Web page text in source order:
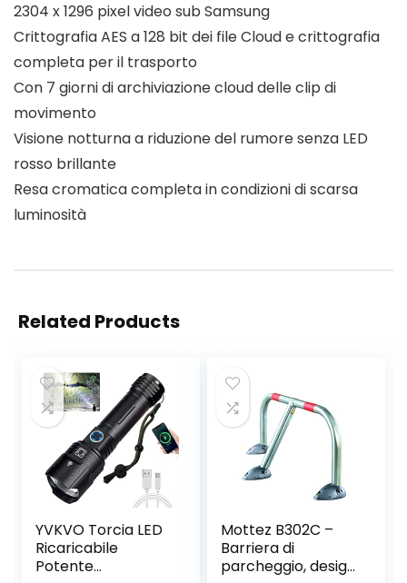
2304 x 1296 pixel video sub Samsung
Crittografia AES a 128 bit dei file Cloud e crittografia
completa per il trasporto
Con 7 giorni di archiviazione cloud delle clip di
movimento
Visione notturna a riduzione del rumore senza LED
rosso brillante
Resa cromatica completa in condizioni di scarsa
luminosità
Related Products
YVKVO Torcia LED
Ricaricabile
Potente
Mottez B302C –
Barriera di
parcheggio, design